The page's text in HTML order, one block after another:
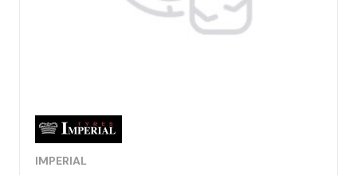
IMPERIAL